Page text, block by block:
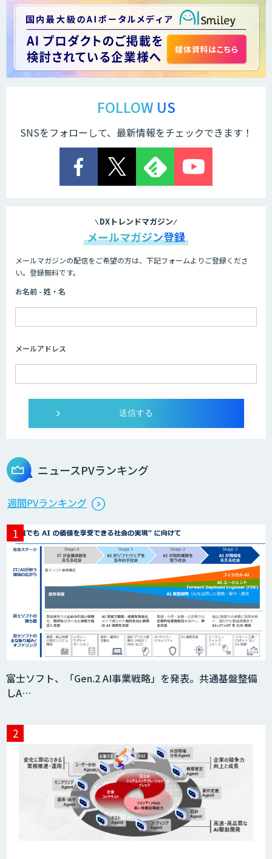
＜Dify活用＞AIエージェントDRIVE
ジェント開発
Explaza 生成AI Partner｜AIエージェン
「業務AIプロ」
Dify開発支援
SELFBOT AIエージェント
製造業特化型オーダーメイドAI開発（知
財/FMEA/電気回路/CAD/外観検査）
異常検知AI
需要予測＋業務最適化AIシステム
『KISS』
imprai ezCheck
miibo
FOLLOW US
SNSをフォローして、最新情報をチェックできます！
DXトレンドマガジン
メールマガジン登録
メールマガジンの配信をご希望の方は、下記フォームよりご登録くださ
い。登録無料です。
お名前 - 姓・名
メールアドレス
ニュースPVランキング
週間PVランキング
富士ソフト、「Gen.2 AI事業戦略」を発表。共通基盤整備
しA…